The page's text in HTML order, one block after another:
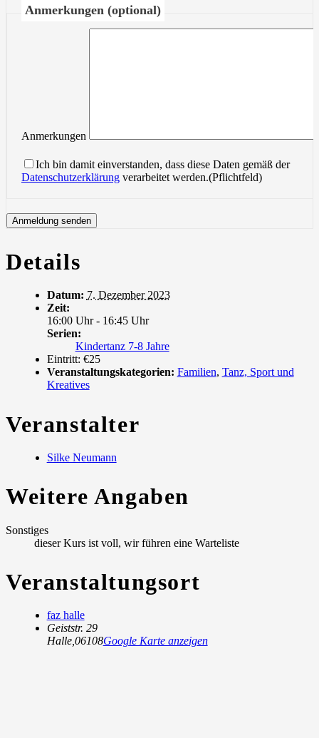
Anmerkungen (optional)
Anmerkungen
Ich bin damit einverstanden, dass diese Daten gemäß der
Datenschutzerklärung verarbeitet werden.(Pflichtfeld)
Details
Datum: 7. Dezember 2023
Zeit:
16:00 Uhr - 16:45 Uhr
Serien:
Kindertanz 7-8 Jahre
Eintritt: €25
Veranstaltungskategorien: Familien, Tanz, Sport und
Kreatives
Veranstalter
Silke Neumann
Weitere Angaben
Sonstiges
dieser Kurs ist voll, wir führen eine Warteliste
Veranstaltungsort
faz halle
Geiststr. 29
Halle, 06108Google Karte anzeigen